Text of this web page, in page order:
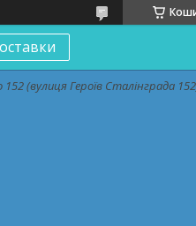
(вулиця Героїв Сталінграда